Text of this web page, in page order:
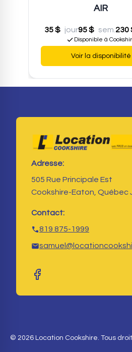
AIR
35 $ jour95 $ sem. 230
Disponible à
Voir la disponibilité
Adresse:
505 Rue Principale Est
Cookshire-Eaton, Québec
Contact:
819 875-1999
© 2026 Location Cookshire. Tous